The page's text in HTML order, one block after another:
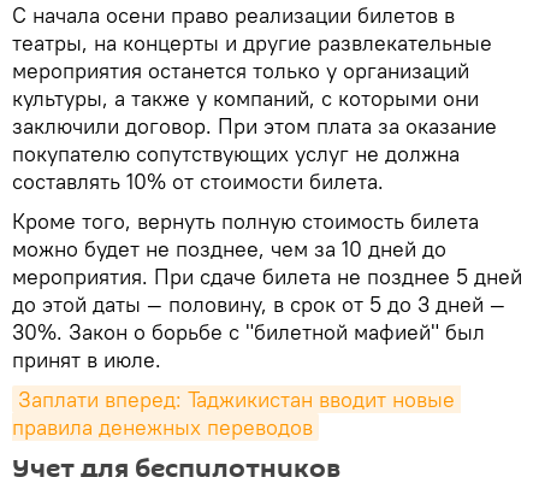
С начала осени право реализации билетов в
театры, на концерты и другие развлекательные
мероприятия останется только у организаций
культуры, а также у компаний, с которыми они
заключили договор. При этом плата за оказание
покупателю сопутствующих услуг не должна
составлять 10% от стоимости билета.
Кроме того, вернуть полную стоимость билета
можно будет не позднее, чем за 10 дней до
мероприятия. При сдаче билета не позднее 5 дней
до этой даты — половину, в срок от 5 до 3 дней —
30%. Закон о борьбе с "билетной мафией" был
принят в июле.
Заплати вперед: Таджикистан вводит новые
правила денежных переводов
Учет для беспилотников